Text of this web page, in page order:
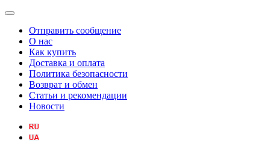
Отправить сообщение
О нас
Как купить
Доставка и оплата
Политика безопасности
Возврат и обмен
Статьи и рекомендации
Новости